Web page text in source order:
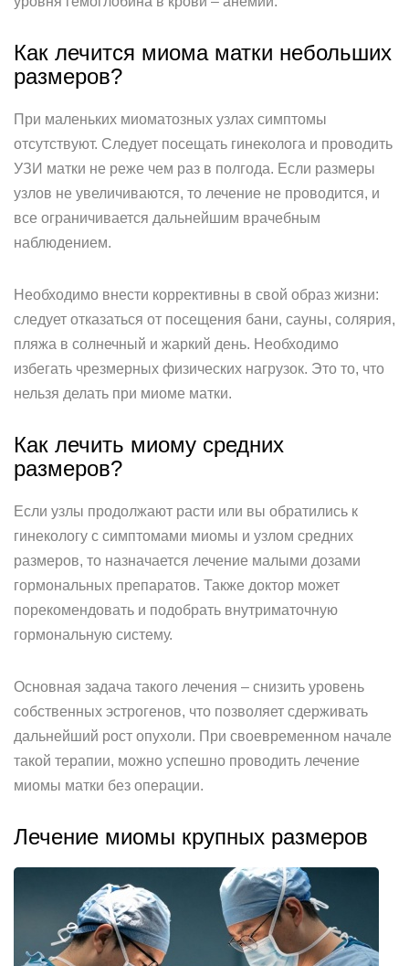
Как лечится миома матки небольших
размеров?
При маленьких миоматозных узлах симптомы
отсутствуют. Следует посещать гинеколога и проводить
УЗИ матки не реже чем раз в полгода. Если размеры
узлов не увеличиваются, то лечение не проводится, и
все ограничивается дальнейшим врачебным
наблюдением.
Необходимо внести коррективны в свой образ жизни:
следует отказаться от посещения бани, сауны, солярия,
пляжа в солнечный и жаркий день. Необходимо
избегать чрезмерных физических нагрузок. Это то, что
нельзя делать при миоме матки.
Как лечить миому средних
размеров?
Если узлы продолжают расти или вы обратились к
гинекологу с симптомами миомы и узлом средних
размеров, то назначается лечение малыми дозами
гормональных препаратов. Также доктор может
порекомендовать и подобрать внутриматочную
гормональную систему.
Основная задача такого лечения – снизить уровень
собственных эстрогенов, что позволяет сдерживать
дальнейший рост опухоли. При своевременном начале
такой терапии, можно успешно проводить лечение
миомы матки без операции.
Лечение миомы крупных размеров